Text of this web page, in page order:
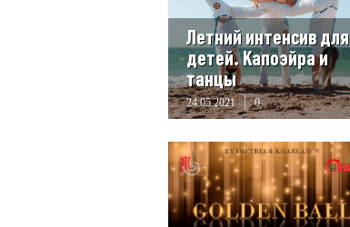
Летний интенсив для
детей. Капоэйра и
танцы
24.05.2021 0